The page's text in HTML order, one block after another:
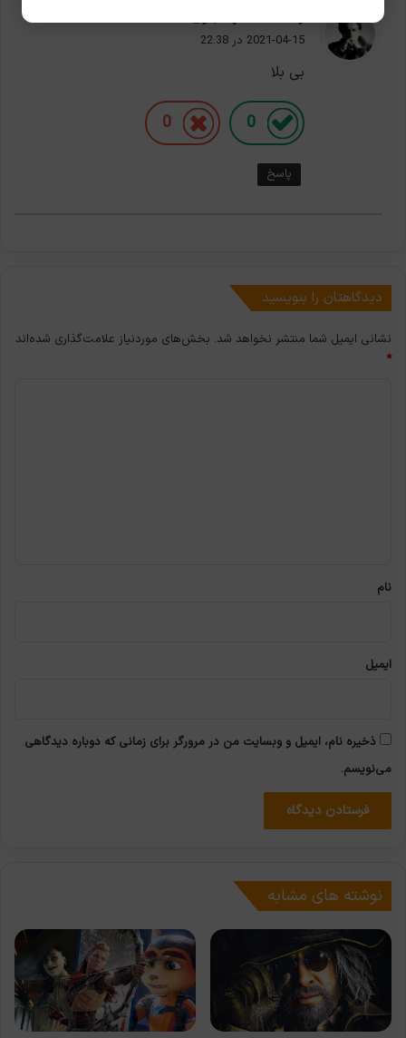
2021-04-15 در 22:38
بی بلا
0
0
پاسخ
دیدگاهتان را بنویسید
نشانی ایمیل شما منتشر نخواهد شد. بخش‌های موردنیاز علامت‌گذاری شده‌اند
*
نام
ایمیل
ذخیره نام، ایمیل و وبسایت من در مرورگر برای زمانی که دوباره دیدگاهی
می‌نویسم.
نوشته های مشابه